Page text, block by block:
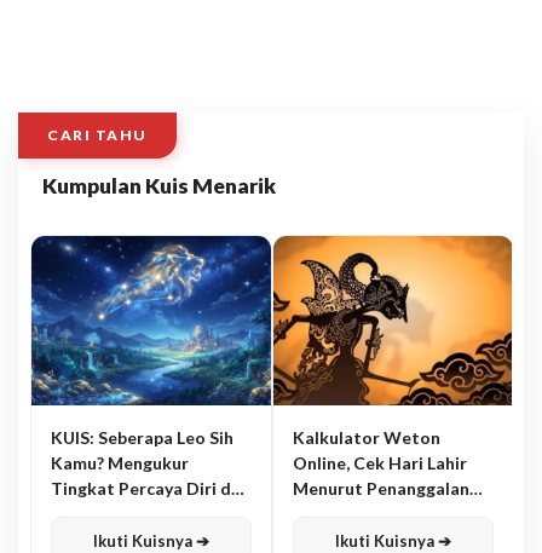
CARI TAHU
Kumpulan Kuis Menarik
KUIS: Seberapa Leo Sih
Kamu? Mengukur
Tingkat Percaya Diri dan
Ikuti Kuisnya ➔
Kalkulator Weton
Online, Cek Hari Lahir
Menurut Penanggalan
Ikuti Kuisnya ➔